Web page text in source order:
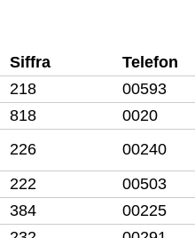
Siffra Telefon
218 00593
818 0020
226 00240
222 00503
384 00225